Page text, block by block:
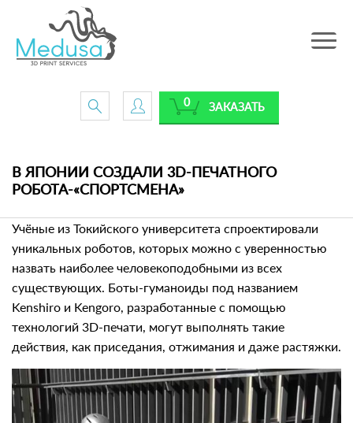
Toggle
ЗАКАЗАТЬ
0
В ЯПОНИИ СОЗДАЛИ 3D-ПЕЧАТНОГО
РОБОТА-«СПОРТСМЕНА»
Учёные из Токийского университета спроектировали
уникальных роботов, которых можно с уверенностью
назвать наиболее человекоподобными из всех
существующих. Боты-гуманоиды под названием
Kenshiro и Kengoro, разработанные с помощью
технологий 3D-печати, могут выполнять такие
действия, как приседания, отжимания и даже растяжки.